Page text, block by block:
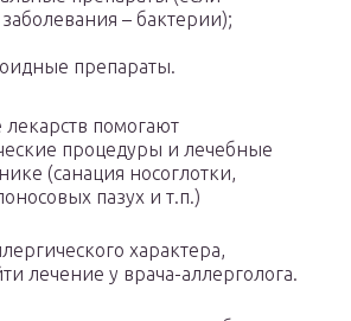
– бактерии);
препараты.
лекарств помогают
процедуры и лечебные
(санация носоглотки,
пазух и т.п.)
характера,
лечение у врача-аллерголога.